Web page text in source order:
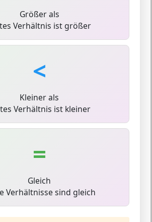
Größer als
Verhältnis ist größer
<
Kleiner als
Verhältnis ist kleiner
=
Gleich
Verhältnisse sind gleich